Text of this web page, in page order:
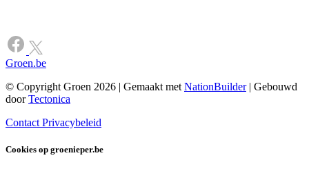
Groen.be
© Copyright Groen 2026 | Gemaakt met NationBuilder| Gebouwd
doorTectonica
Contact Privacybeleid
Cookies op groenieper.be